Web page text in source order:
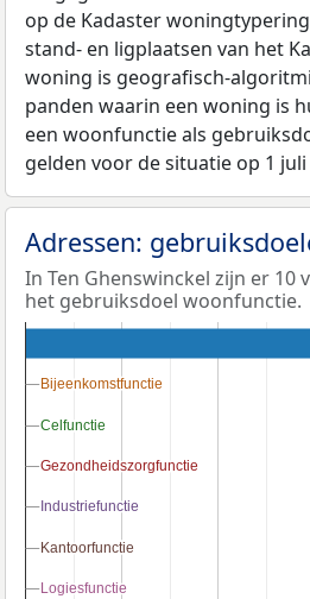
op de Kadaster
stand- en ligplaatsen van het
woning is geografisch-
panden waarin een woning is
een woonfunctie als
gelden voor de situatie op 1 juli
Adressen:
In Ten Ghenswinckel zijn er 10
het gebruiksdoel woonfunctie.
Bijeenkomstfunctie
Bijeenkomstfunctie
Celfunctie
Celfunctie
Gezondheidszorgfunctie
Gezondheidszorgfunctie
Industriefunctie
Industriefunctie
Kantoorfunctie
Kantoorfunctie
Logiesfunctie
Logiesfunctie